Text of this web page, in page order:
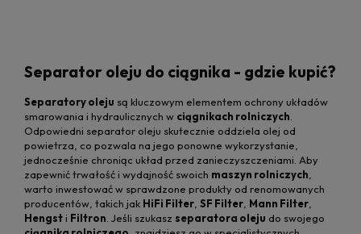
Separator oleju do ciągnika - gdzie kupić?
Separatory oleju są kluczowym elementem ochrony układów
smarowania i hydraulicznych w ciągnikach rolniczych
Odpowiedni separator oleju skutecznie oddziela olej od
powietrza, co pozwala na jego ponowne wykorzystanie,
jednocześnie chroniąc układ przed zanieczyszczeniami. Aby
zapewnić trwałość i wydajność swoich maszyn rolniczych
warto inwestować w sprawdzone produkty od renomowanych
producentów, takich jak HiFi Filter SF Filter Mann Filter
Hengst i Filtron . Jeśli szukasz separatora oleju do swojego